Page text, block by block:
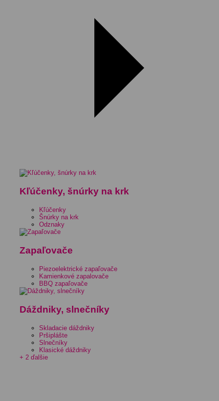
Kľúčenky, šnúrky na krk
Kľúčenky
Šnúrky na krk
Odznaky
Zapaľovače
Piezoelektrické zapaľovače
Kamienkové zapalovače
BBQ zapaľovače
Dáždniky, slnečníky
Skladacie dáždniky
Pršiplášte
Slnečníky
Klasické dáždniky
+ 2 ďalšie